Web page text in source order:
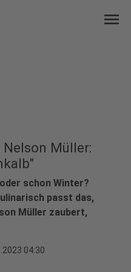
menu
Müller:
schon Winter?
passt das,
Müller zaubert,
04:30